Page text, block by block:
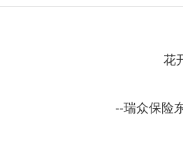
花开
--瑞众保险东